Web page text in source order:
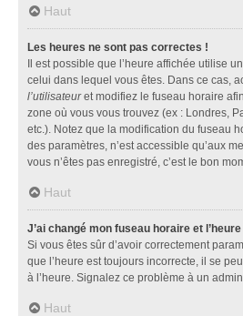
Haut
Les heures ne sont pas correctes !
Il est possible que l’heure affichée utilise
celui dans lequel vous êtes. Dans ce cas,
l’utilisateuret modifiez le fuseau horaire
zone où vous vous trouvez (ex : Londres,
etc.). Notez que la modification du fuseau
des paramètres, n’est accessible qu’aux
vous n’êtes pas enregistré, c’est le bon
Haut
J’ai changé mon fuseau horaire et
Si vous êtes sûr d’avoir correctement
que l’heure est toujours incorrecte, il se
à l’heure. Signalez ce problème à un
Haut